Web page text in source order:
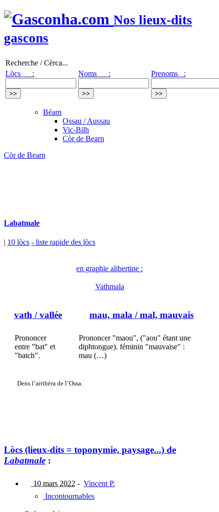
Nos lieux-dits
gascons
Recherche / Cèrca...
Lòcs :
Noms : Prenoms :
Béarn
Ossau / Aussau
Vic-Bilh
Còr de Bearn
Còr de Bearn
Labatmale
| 10 lòcs - liste rapide des lòcs
en graphie alibertine :
Vathmala
vath / vallée
Prononcer
entre "bat" et
"batch".
mau, mala / mal, mauvais
Prononcer "maou", ("aou" étant une
diphtongue). féminin "mauvaise" :
mau (…)
Dens l’arribèra de l’Ossa.
Lòcs (lieux-dits = toponymie, paysage...) de
Labatmale :
10 mars 2022 - Vincent P.
Incontournables